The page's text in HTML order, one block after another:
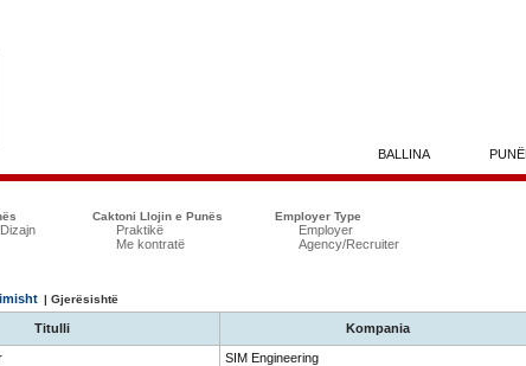
BALLINA
Caktoni Llojin e Punës
Praktikë
Me kontratë
Employer Type
Employer
Agency/Recruiter
| Gjerësishtë
Titulli Kompania
SIM Engineering